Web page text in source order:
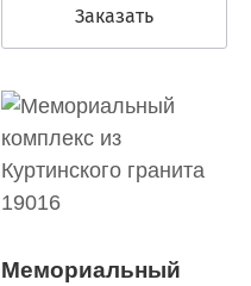
Заказать
Мемориальный